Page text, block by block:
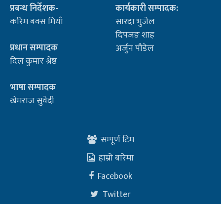
प्रबन्ध निर्देशक-
करिम बक्स मियाँ
प्रधान सम्पादक
दिल कुमार श्रेष्ठ
भाषा सम्पादक
खेमराज सुवेदी
कार्यकारी सम्पादक:
सारदा भुजेल
दिपजङ शाह
अर्जुन पौडेल
सम्पूर्ण टिम
हाम्रो बारेमा
Facebook
Twitter